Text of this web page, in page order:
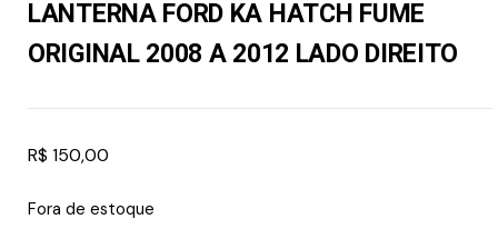
LANTERNA FORD KA HATCH FUME
ORIGINAL 2008 A 2012 LADO DIREITO
R$ 150,00
Fora de estoque